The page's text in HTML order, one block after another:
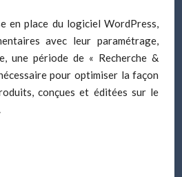
en place du logiciel WordPress,
avec leur paramétrage,
une période de « Recherche &
pour optimiser la façon
conçues et éditées sur le